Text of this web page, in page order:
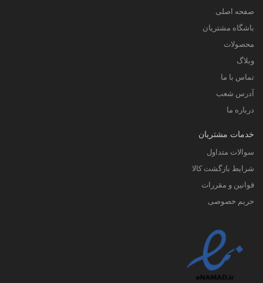
صفحه اصلی
باشگاه مشتریان
محصولات
وبلاگ
تماس با ما
آدرس شعب
درباره ما
خدمات مشتریان
سوالات متداول
شرایط بازگشت کالا
قوانین و مقررات
حریم خصوصی